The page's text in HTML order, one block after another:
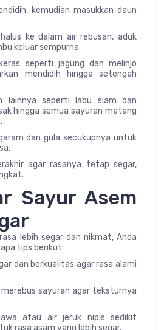
kemudian masukkan daun
ke dalam air rebusan, aduk
keluar sempurna.
seperti jagung dan melinjo
mendidih hingga setengah
lainnya seperti labu siam dan
hingga semua sayuran matang
dan gula secukupnya untuk
agar rasanya tetap segar,
Sayur Asem
lebih segar dan nikmat, Anda
tips berikut:
dan berkualitas agar rasa alami
sayuran agar teksturnya
atau air jeruk nipis sedikit
rasa asam yang lebih segar.